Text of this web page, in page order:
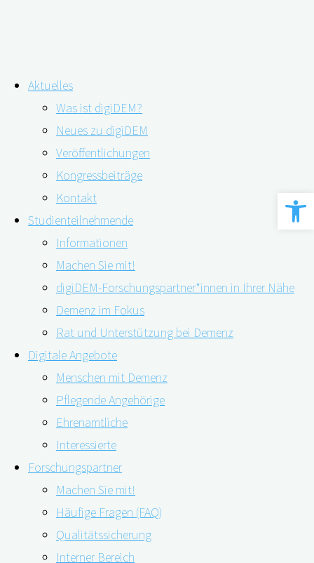
Inhalt
springen
Aktuelles
Was ist digiDEM?
Neues zu digiDEM
Veröffentlichungen
Kongressbeiträge
Kontakt
Studienteilnehmende
Informationen
Machen Sie mit!
digiDEM-Forschungspartner*innen in Ihrer Nähe
Demenz im Fokus
Rat und Unterstützung bei Demenz
Digitale Angebote
Menschen mit Demenz
Pflegende Angehörige
Ehrenamtliche
Interessierte
Forschungspartner
Machen Sie mit!
Häufige Fragen (FAQ)
Qualitätssicherung
Interner Bereich
Hohe diagnostische Trennschärfe auch
bei sieben Fragen
28.04.2022
Ein deutsches Team aus Wissenschaftler*innen hat
sich mit der diagnostischen Genauigkeit des
IQCODE-Fragebogens befasst.